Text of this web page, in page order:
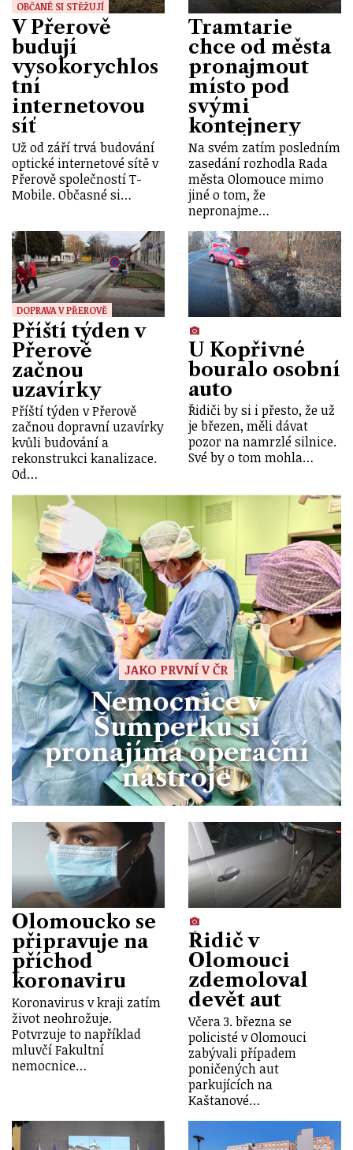
OBČANÉ SI STĚŽUJÍ
V Přerově
budují
vysokorychlos
tní
internetovou
síť
Už od září trvá budování
optické internetové sítě v
Přerově společností T-
Mobile. Občasné si…
Tramtarie
chce od města
pronajmout
místo pod
svými
kontejnery
Na svém zatím posledním
zasedání rozhodla Rada
města Olomouce mimo
jiné o tom, že
nepronajme…
DOPRAVA V PŘEROVĚ
Příští týden v
Přerově
začnou
uzavírky
Příští týden v Přerově
začnou dopravní uzavírky
kvůli budování a
rekonstrukci kanalizace.
Od…
U Kopřivné
bouralo osobní
auto
Řidiči by si i přesto, že už
je březen, měli dávat
pozor na namrzlé silnice.
Své by o tom mohla…
JAKO PRVNÍ V ČR
Nemocnice v
Šumperku si
pronajímá operační
nástroje
Olomoucko se
připravuje na
příchod
koronaviru
Koronavirus v kraji zatím
život neohrožuje.
Potvrzuje to například
mluvčí Fakultní
nemocnice…
Řidič v
Olomouci
zdemoloval
devět aut
Včera 3. března se
policisté v Olomouci
zabývali případem
poničených aut
parkujících na
Kaštanové…